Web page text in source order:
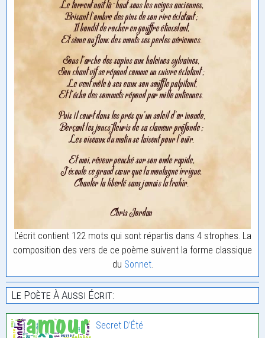
L'écrit contient 122 mots qui sont répartis dans 4 strophes. La
composition des vers de ce poème suivent la forme classique
du Sonnet.
Le Poète À Aussi Écrit:
Secret D’Été